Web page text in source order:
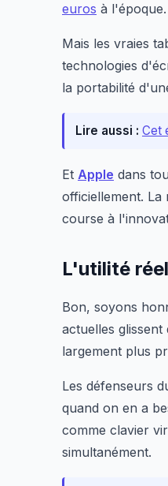
euros à
Mais les vraies
technologies
la portabilité
Lire aussi : Cet
Et Apple dans
officiellement.
course à
L'utilité
Bon, soyons
actuelles
largement plus
Les défenseurs
quand on en a
comme clavier
simultanément.